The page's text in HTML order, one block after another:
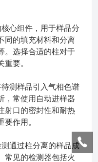
心组件，用于样品分
同的填充材料和分离
。选择合适的柱对于
要。
测样品引入气相色谱
，常使用自动进样器
射口的密封性和耐热
作用。
通过柱分离的样品成
常见的检测器包括火